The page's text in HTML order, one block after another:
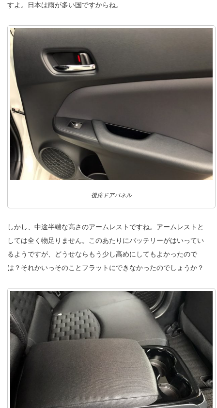
すよ。日本は雨が多い国ですからね。
後席ドアパネル
しかし、中途半端な高さのアームレストですね。アームレストと
しては全く物足りません。このあたりにバッテリーがはいってい
るようですが、どうせならもう少し高めにしてもよかったので
は？それかいっそのことフラットにできなかったのでしょうか？